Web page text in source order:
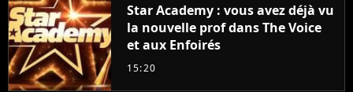
Star Academy : vous avez déjà vu
la nouvelle prof dans The Voice
et aux Enfoirés
15:20